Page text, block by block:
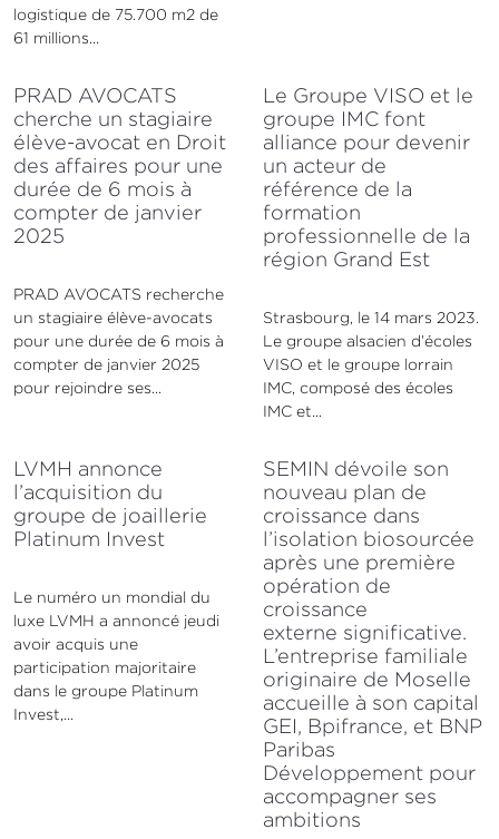
logistique de 75.700 m2 de
61 millions...
PRAD AVOCATS
cherche un stagiaire
élève-avocat en Droit
des affaires pour une
durée de 6 mois à
compter de janvier
2025
PRAD AVOCATS recherche
un stagiaire élève-avocats
pour une durée de 6 mois à
compter de janvier 2025
pour rejoindre ses...
Le Groupe VISO et le
groupe IMC font
alliance pour devenir
un acteur de
référence de la
formation
professionnelle de la
région Grand Est
Strasbourg, le 14 mars 2023.
Le groupe alsacien d’écoles
VISO et le groupe lorrain
IMC, composé des écoles
IMC et...
LVMH annonce
l’acquisition du
groupe de joaillerie
Platinum Invest
Le numéro un mondial du
luxe LVMH a annoncé jeudi
avoir acquis une
participation majoritaire
dans le groupe Platinum
Invest,...
SEMIN dévoile son
nouveau plan de
croissance dans
l’isolation biosourcée
après une première
opération de
croissance
externe significative.
L’entreprise familiale
originaire de Moselle
accueille à son capital
GEI, Bpifrance, et BNP
Paribas
Développement pour
accompagner ses
ambitions